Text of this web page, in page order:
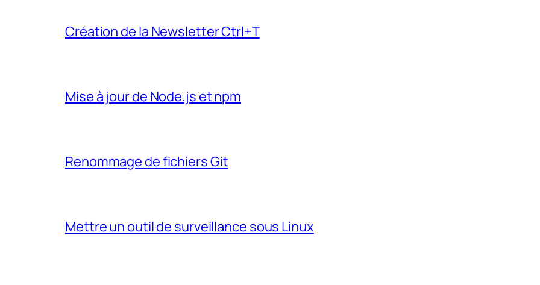
Création de la Newsletter Ctrl+T
Mise à jour de Node.js et npm
Renommage de fichiers Git
Mettre un outil de surveillance sous Linux